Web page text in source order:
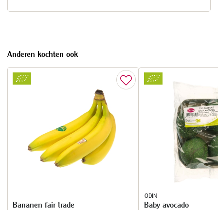
Anderen kochten ook
Bananen fair trade
ODIN
Baby avocado